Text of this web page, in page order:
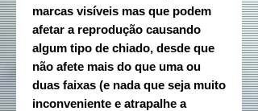
marcas visíveis mas que podem
afetar a reprodução causando
algum tipo de chiado, desde que
não afete mais do que uma ou
duas faixas (e nada que seja muito
inconveniente e atrapalhe a